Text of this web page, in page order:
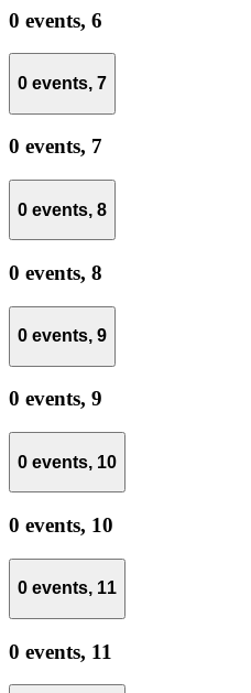
0 events, 6
0 events, 7
0 events, 7
0 events, 8
0 events, 8
0 events, 9
0 events, 9
0 events, 10
0 events, 10
0 events, 11
0 events, 11